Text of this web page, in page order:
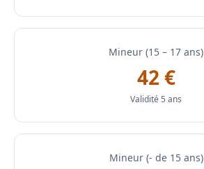
Mineur (15 – 17 ans)
42 €
Validité 5 ans
Mineur (- de 15 ans)